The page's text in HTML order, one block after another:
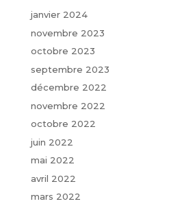
janvier 2024
novembre 2023
octobre 2023
septembre 2023
décembre 2022
novembre 2022
octobre 2022
juin 2022
mai 2022
avril 2022
mars 2022